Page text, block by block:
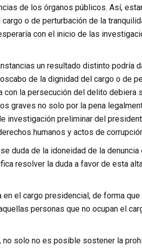
de los órganos públicos. Así,
o de perturbación de la
con el inicio de las
un resultado distinto podría
de la dignidad del cargo o de
la persecución del delito debiera
graves no solo por la pena
investigación preliminar del
humanos y actos de
duda de la idoneidad de la
resolver la duda a favor de esta
el cargo presidencial, de forma
personas que no ocupan el
solo no es posible sostener la